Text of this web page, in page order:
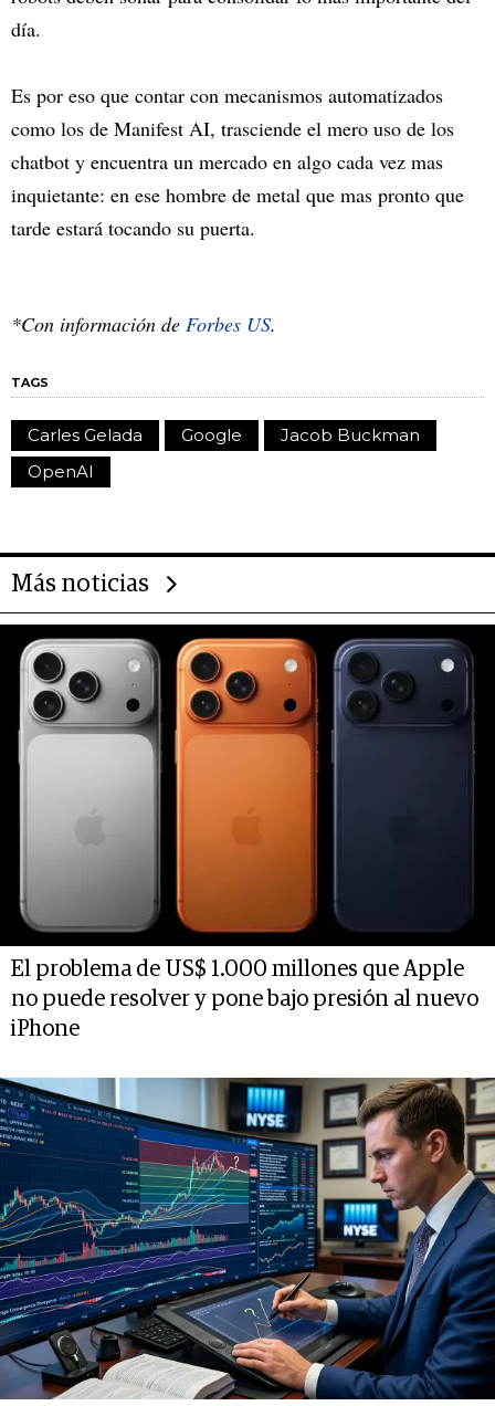
día.
Es por eso que contar con mecanismos automatizados
como los de Manifest AI, trasciende el mero uso de los
chatbot y encuentra un mercado en algo cada vez mas
inquietante: en ese hombre de metal que mas pronto que
tarde estará tocando su puerta.
*Con información de Forbes US.
TAGS
Carles Gelada Google
Jacob Buckman
OpenAI
Más noticias
El problema de US$ 1.000 millones que Apple
no puede resolver y pone bajo presión al nuevo
iPhone